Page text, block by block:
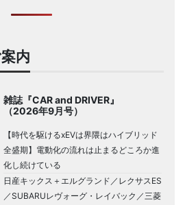
内
雑誌『CAR and DRIVER』
（2026年9月号）
【時代を駆けるxEVは界隈はハイブリッド
全盛期】電動化の流れは止まるどころか進
化し続けている
日産キックス＋エルグランド／レクサスES
／SUBARUレヴォーグ・レイバック／三菱